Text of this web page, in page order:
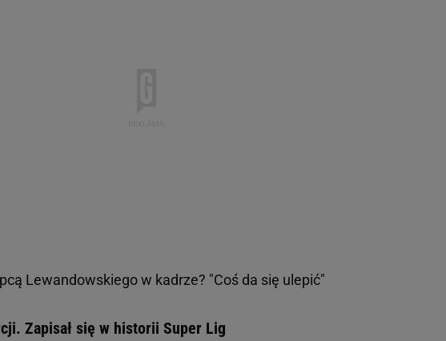
Lewandowskiego w kadrze? "Coś da się ulepić"
Zapisał się w historii Super Lig